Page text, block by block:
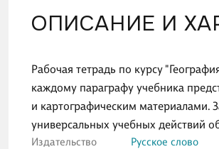
ОПИСАНИЕ И
Рабочая тетрадь по курсу
каждому параграфу учебника
и картографическим материалами.
универсальных учебных действий
Издательство
Русское слово